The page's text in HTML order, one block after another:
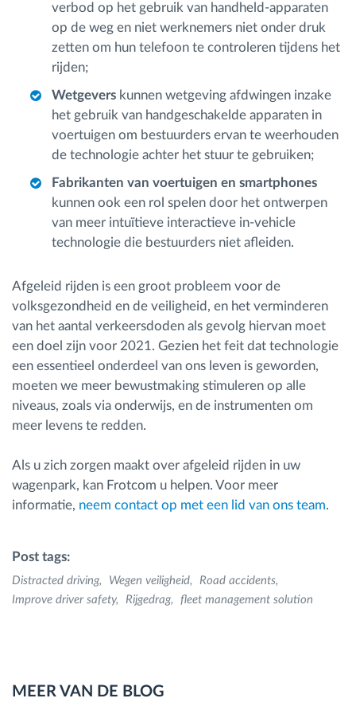
verbod op het gebruik van handheld-apparaten
op de weg en niet werknemers niet onder druk
zetten om hun telefoon te controleren tijdens het
rijden;
Wetgevers kunnen wetgeving afdwingen inzake
het gebruik van handgeschakelde apparaten in
voertuigen om bestuurders ervan te weerhouden
de technologie achter het stuur te gebruiken;
Fabrikanten van voertuigen en smartphones
kunnen ook een rol spelen door het ontwerpen
van meer intuïtieve interactieve in-vehicle
technologie die bestuurders niet afleiden.
Afgeleid rijden is een groot probleem voor de
volksgezondheid en de veiligheid, en het verminderen
van het aantal verkeersdoden als gevolg hiervan moet
een doel zijn voor 2021. Gezien het feit dat technologie
een essentieel onderdeel van ons leven is geworden,
moeten we meer bewustmaking stimuleren op alle
niveaus, zoals via onderwijs, en de instrumenten om
meer levens te redden.
Als u zich zorgen maakt over afgeleid rijden in uw
wagenpark, kan Frotcom u helpen. Voor meer
informatie, neem contact op met een lid van ons team.
Post tags:
Distracted driving Wegen veiligheid
Road accidents
Improve driver safety
Rijgedrag fleet management solution
MEER VAN DE BLOG